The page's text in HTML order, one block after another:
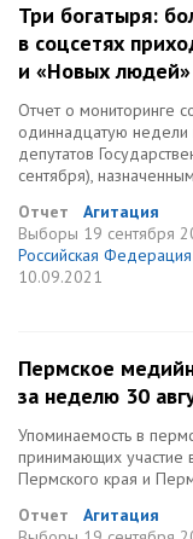
Три богатыря:
в соцсетях
и «Новых людей»
Отчет о мониторинге
одиннадцатую недели
депутатов
сентября),
Отчет
Агитация
Выборы 19 сентября
Российская Федерация
10.09.2021
Пермское
за неделю 30
Упоминаемость в
принимающих участие
Пермского края и
Отчет
Агитация